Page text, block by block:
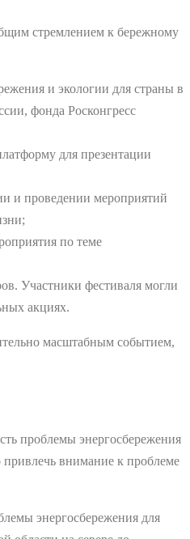
стремлением к бережному
и экологии для страны в
фонда Росконгресс
для презентации
и проведении мероприятий
по теме
Участники фестиваля могли
акциях.
масштабным событием,
проблемы энергосбережения
внимание к проблеме
энергосбережения для